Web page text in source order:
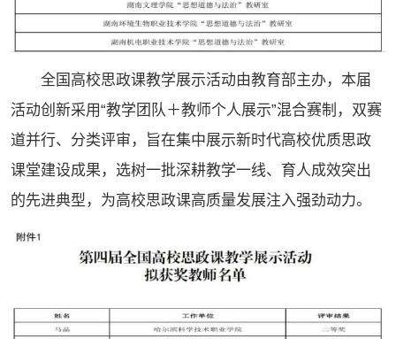
全国高校思政课教学展示活动由教育部主办，本届
活动创新采用“教学团队＋教师个人展示”混合赛制，双赛
道并行、分类评审，旨在集中展示新时代高校优质思政
课堂建设成果，选树一批深耕教学一线、育人成效突出
的先进典型，为高校思政课高质量发展注入强劲动力。